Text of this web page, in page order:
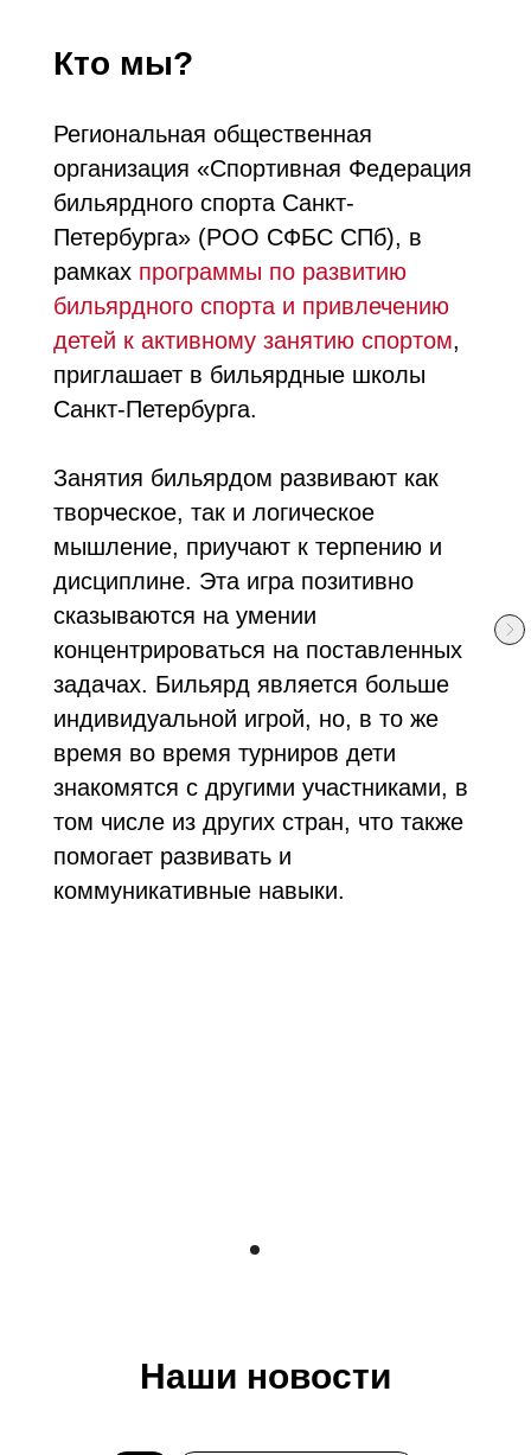
Кто мы?
Региональная общественная
организация «Спортивная Федерация
бильярдного спорта Санкт-
Петербурга» (РОО СФБС СПб), в
рамках программы по развитию
бильярдного спорта и привлечению
детей к активному занятию спортом,
приглашает в бильярдные школы
Санкт-Петербурга.
Занятия бильярдом развивают как
творческое, так и логическое
мышление, приучают к терпению и
дисциплине. Эта игра позитивно
сказываются на умении
концентрироваться на поставленных
задачах. Бильярд является больше
индивидуальной игрой, но, в то же
время во время турниров дети
знакомятся с другими участниками, в
том числе из других стран, что также
помогает развивать и
коммуникативные навыки.
Наши новости